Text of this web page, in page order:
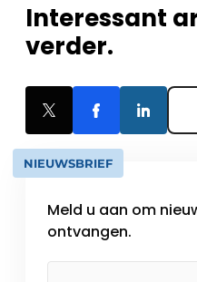
Interessant
verder.
NIEUWSBRIEF
Meld u aan om
ontvangen.